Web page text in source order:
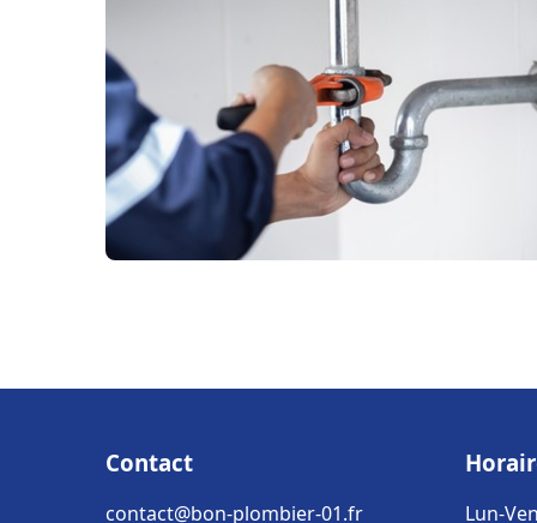
Contact
contact@bon-plombier-01.fr Lun-